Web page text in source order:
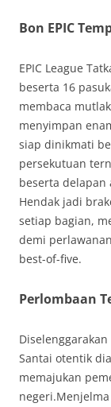
Bon EPIC
EPIC League
beserta 16
membaca
menyimpan
siap dinikmati
persekutuan
beserta delapan
Hendak jadi
setiap bagian,
demi
best-of-five.
Perlombaan
Santai otentik
memajukan